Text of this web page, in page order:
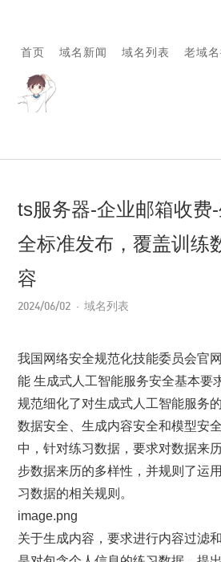
首页 域名新闻 域名列表 老域
ts服务器-企业邮箱收费
全标准发布，覆盖训练
容
2024/06/02 域名列表
我国网络安全规范化技能委员会官
能 生成式人工智能服务安全基本要
规范细化了对生成式人工智能服务
数据安全、生成内容安全和模型安
中，针对练习数据，要求对数据来
步数据来历的多样性，并规则了运
习数据的相关规则。
image.png
关于生成内容，要求进行内容过滤